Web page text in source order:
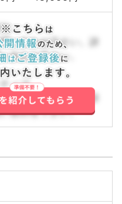
い合わせ下さい。詳
合わせ下さい。
ィブ
い合わせ下さい。詳
い合わせ下さい。